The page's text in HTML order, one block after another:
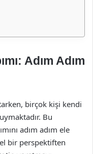
Adım Adım
birçok kişi kendi
Bu
adım adım ele
bir perspektiften